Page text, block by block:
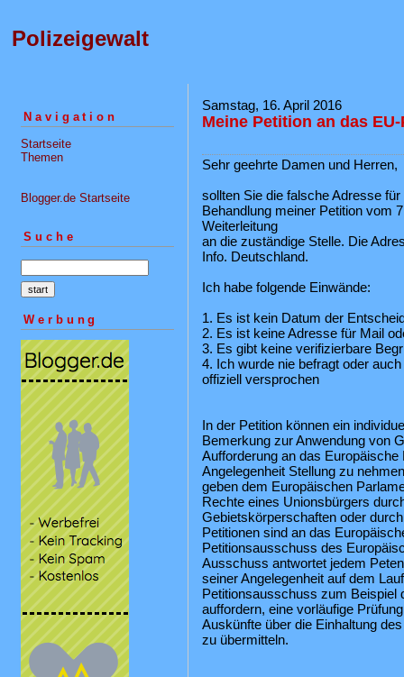
Polizeigewalt
Navigation
Startseite
Themen
Blogger.de Startseite
Suche
Werbung
Samstag, 16. April 2016
Meine Petition an das
Sehr geehrte Damen und Herren,
sollten Sie die falsche Adresse
Behandlung meiner Petition vom
Weiterleitung
an die zuständige Stelle. Die
Info. Deutschland.
Ich habe folgende Einwände:
1. Es ist kein Datum der
2. Es ist keine Adresse für Mail
3. Es gibt keine verifizierbare
4. Ich wurde nie befragt oder
offiziell versprochen
In der Petition können ein
Bemerkung zur Anwendung von
Aufforderung an das
Angelegenheit Stellung zu
geben dem Europäischen
Rechte eines Unionsbürgers
Gebietskörperschaften oder
Petitionen sind an das
Petitionsausschuss des
Ausschuss antwortet jedem
seiner Angelegenheit auf dem
Petitionsausschuss zum Beispiel
auffordern, eine vorläufige
Auskünfte über die Einhaltung
zu übermitteln.